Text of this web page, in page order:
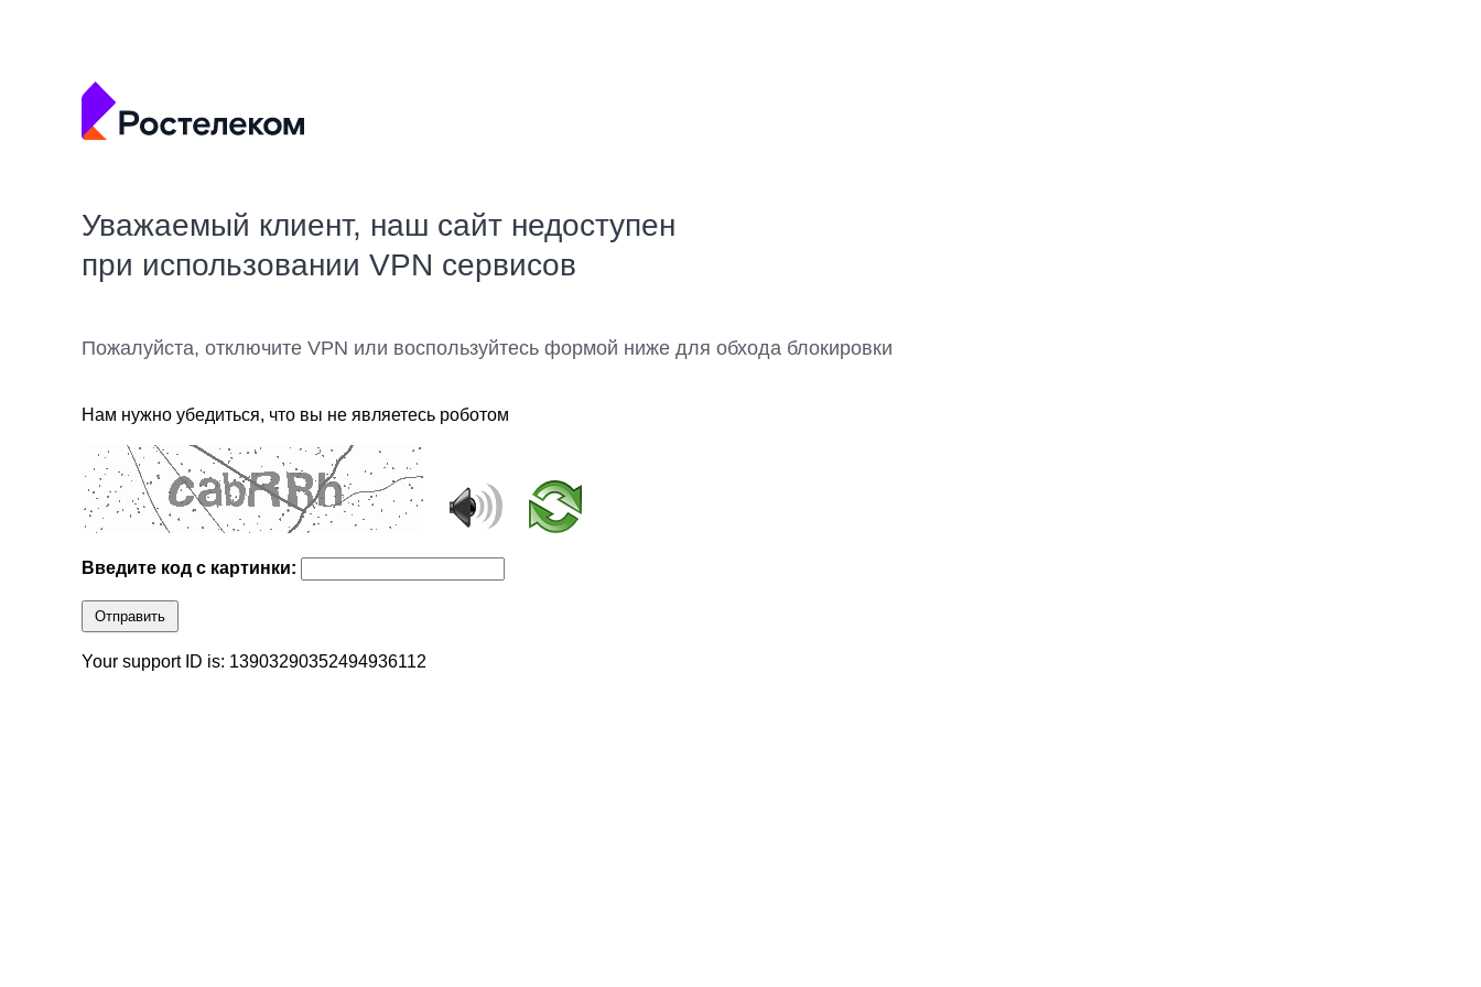
Уважаемый клиент, наш сайт недоступен
при использовании VPN сервисов
Пожалуйста, отключите VPN или воспользуйтесь формой ниже для обхода блокировки
Нам нужно убедиться, что вы не являетесь роботом
Введите код с картинки:
Отправить
Your support ID is: 13903290352494936112